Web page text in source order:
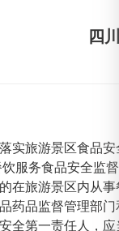
四
实旅游景区食品
服务食品安全监
在旅游景区内从
药品监督管理部
全第一责任人，